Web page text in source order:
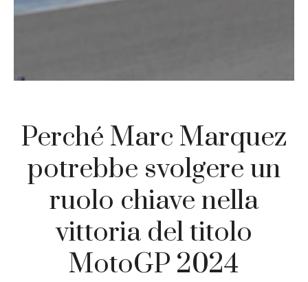
Perché Marc Marquez
potrebbe svolgere un
ruolo chiave nella
vittoria del titolo
MotoGP 2024